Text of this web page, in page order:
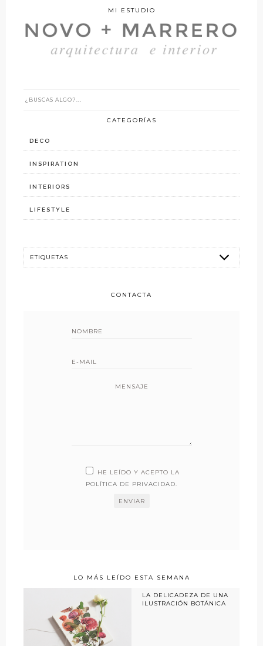
MI ESTUDIO
CATEGORÍAS
DECO
INSPIRATION
INTERIORS
LIFESTYLE
CONTACTA
MENSAJE
HE LEÍDO Y ACEPTO LA
POLÍTICA DE PRIVACIDAD.
LO MÁS LEÍDO ESTA SEMANA
LA DELICADEZA DE UNA
ILUSTRACIÓN BOTÁNICA